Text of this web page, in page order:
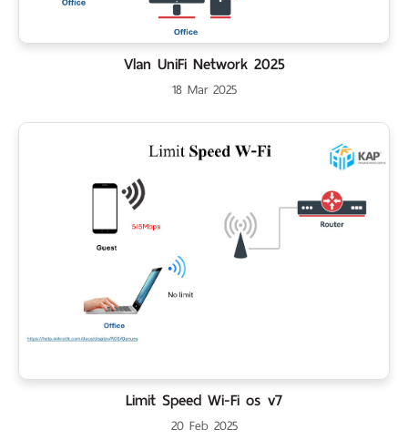
Vlan UniFi Network 2025
18 Mar 2025
Limit Speed Wi-Fi os v7
20 Feb 2025